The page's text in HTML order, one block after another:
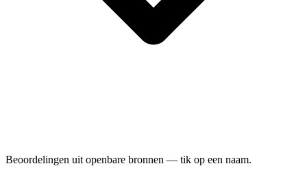
Beoordelingen uit openbare bronnen — tik op een naam.